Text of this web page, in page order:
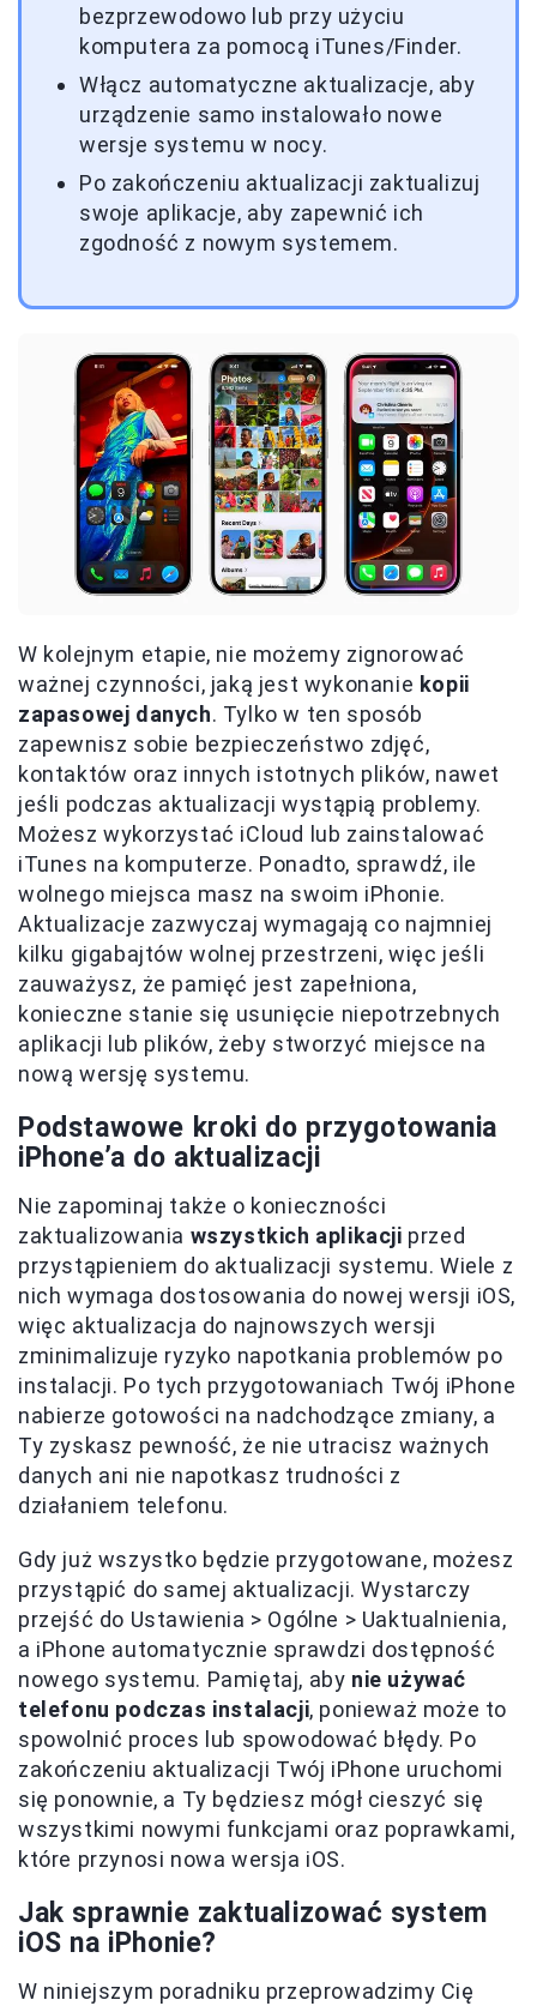
bezprzewodowo lub przy użyciu
komputera za pomocą iTunes/Finder.
Włącz automatyczne aktualizacje, aby
urządzenie samo instalowało nowe
wersje systemu w nocy.
Po zakończeniu aktualizacji zaktualizuj
swoje aplikacje, aby zapewnić ich
zgodność z nowym systemem.
W kolejnym etapie, nie możemy zignorować
ważnej czynności, jaką jest wykonanie kopii
zapasowej danych. Tylko w ten sposób
zapewnisz sobie bezpieczeństwo zdjęć,
kontaktów oraz innych istotnych plików, nawet
jeśli podczas aktualizacji wystąpią problemy.
Możesz wykorzystać iCloud lub zainstalować
iTunes na komputerze. Ponadto, sprawdź, ile
wolnego miejsca masz na swoim iPhonie.
Aktualizacje zazwyczaj wymagają co najmniej
kilku gigabajtów wolnej przestrzeni, więc jeśli
zauważysz, że pamięć jest zapełniona,
konieczne stanie się usunięcie niepotrzebnych
aplikacji lub plików, żeby stworzyć miejsce na
nową wersję systemu.
Podstawowe kroki do przygotowania
iPhone’a do aktualizacji
Nie zapominaj także o konieczności
zaktualizowania wszystkich aplikacji przed
przystąpieniem do aktualizacji systemu. Wiele z
nich wymaga dostosowania do nowej wersji iOS,
więc aktualizacja do najnowszych wersji
zminimalizuje ryzyko napotkania problemów po
instalacji. Po tych przygotowaniach Twój iPhone
nabierze gotowości na nadchodzące zmiany, a
Ty zyskasz pewność, że nie utracisz ważnych
danych ani nie napotkasz trudności z
działaniem telefonu.
Gdy już wszystko będzie przygotowane, możesz
przystąpić do samej aktualizacji. Wystarczy
przejść do Ustawienia > Ogólne > Uaktualnienia,
a iPhone automatycznie sprawdzi dostępność
nowego systemu. Pamiętaj, aby nie używać
telefonu podczas instalacji, ponieważ może to
spowolnić proces lub spowodować błędy. Po
zakończeniu aktualizacji Twój iPhone uruchomi
się ponownie, a Ty będziesz mógł cieszyć się
wszystkimi nowymi funkcjami oraz poprawkami,
które przynosi nowa wersja iOS.
Jak sprawnie zaktualizować system
iOS na iPhonie?
W niniejszym poradniku przeprowadzimy Cię